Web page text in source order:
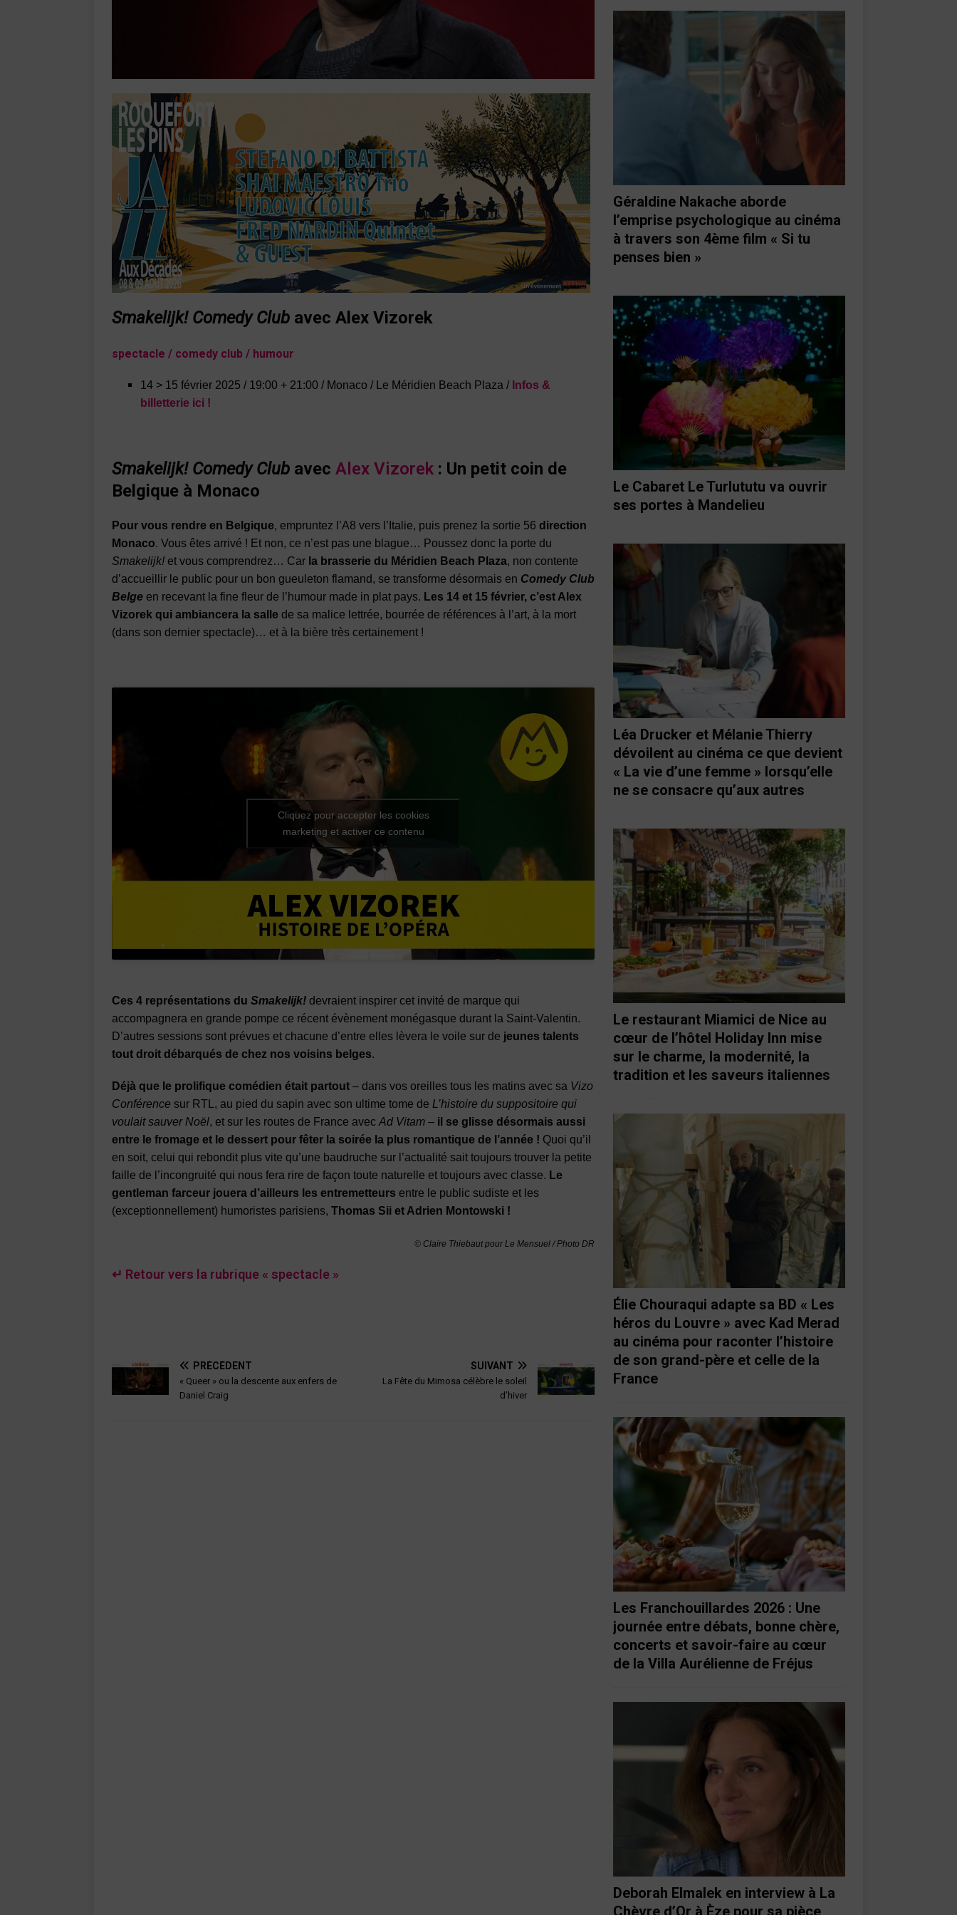
Smakelijk! Comedy Club avec Alex Vizorek
spectacle / comedy club / humour
14 > 15 février 2025 / 19:00 + 21:00 / Monaco / Le Méridien Beach Plaza / Infos &
billetterie ici !
Smakelijk! Comedy Club avec Alex Vizorek : Un petit coin de
Belgique à Monaco
Pour vous rendre en Belgique, empruntez l’A8 vers l’Italie, puis prenez la sortie 56 direction
Monaco. Vous êtes arrivé ! Et non, ce n’est pas une blague… Poussez donc la porte du
Smakelijk! et vous comprendrez… Car la brasserie du Méridien Beach Plaza, non contente
d’accueillir le public pour un bon gueuleton flamand, se transforme désormais en Comedy Club
Belge en recevant la fine fleur de l’humour made in plat pays. Les 14 et 15 février, c’est Alex
Vizorek qui ambiancera la salle de sa malice lettrée, bourrée de références à l’art, à la mort
(dans son dernier spectacle)… et à la bière très certainement !
Cliquez pour accepter les cookies
marketing et activer ce contenu
Ces 4 représentations du Smakelijk! devraient inspirer cet invité de marque qui
accompagnera en grande pompe ce récent évènement monégasque durant la Saint-Valentin.
D’autres sessions sont prévues et chacune d’entre elles lèvera le voile sur de jeunes talents
tout droit débarqués de chez nos voisins belges.
Déjà que le prolifique comédien était partout – dans vos oreilles tous les matins avec sa Vizo
Conférence sur RTL, au pied du sapin avec son ultime tome de L’histoire du suppositoire qui
voulait sauver Noël, et sur les routes de France avec Ad Vitam – il se glisse désormais aussi
entre le fromage et le dessert pour fêter la soirée la plus romantique de l’année ! Quoi qu’il
en soit, celui qui rebondit plus vite qu’une baudruche sur l’actualité sait toujours trouver la petite
faille de l’incongruité qui nous fera rire de façon toute naturelle et toujours avec classe. Le
gentleman farceur jouera d’ailleurs les entremetteurs entre le public sudiste et les
(exceptionnellement) humoristes parisiens, Thomas Sii et Adrien Montowski !
© Claire Thiebaut pour Le Mensuel / Photo DR
↵ Retour vers la rubrique « spectacle »
PRÉCÉDENT
« Queer » ou la descente aux enfers de
Daniel Craig
SUIVANT
La Fête du Mimosa célèbre le soleil
d’hiver
Géraldine Nakache aborde
l’emprise psychologique au cinéma
à travers son 4ème film « Si tu
penses bien »
Le Cabaret Le Turlututu va ouvrir
ses portes à Mandelieu
Léa Drucker et Mélanie Thierry
dévoilent au cinéma ce que devient
« La vie d’une femme » lorsqu’elle
ne se consacre qu’aux autres
Le restaurant Miamici de Nice au
cœur de l’hôtel Holiday Inn mise
sur le charme, la modernité, la
tradition et les saveurs italiennes
Élie Chouraqui adapte sa BD « Les
héros du Louvre » avec Kad Merad
au cinéma pour raconter l’histoire
de son grand-père et celle de la
France
Les Franchouillardes 2026 : Une
journée entre débats, bonne chère,
concerts et savoir-faire au cœur
de la Villa Aurélienne de Fréjus
Deborah Elmalek en interview à La